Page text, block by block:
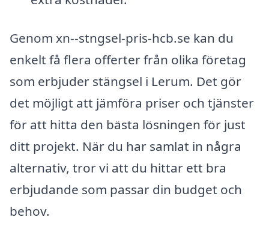
Genom xn--stngsel-pris-hcb.se kan du
enkelt få flera offerter från olika företag
som erbjuder stängsel i Lerum. Det gör
det möjligt att jämföra priser och tjänster
för att hitta den bästa lösningen för just
ditt projekt. När du har samlat in några
alternativ, tror vi att du hittar ett bra
erbjudande som passar din budget och
behov.